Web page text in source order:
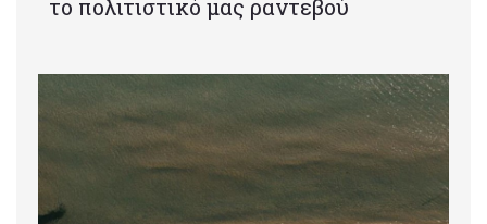
το πολιτιστικό μας ραντεβού